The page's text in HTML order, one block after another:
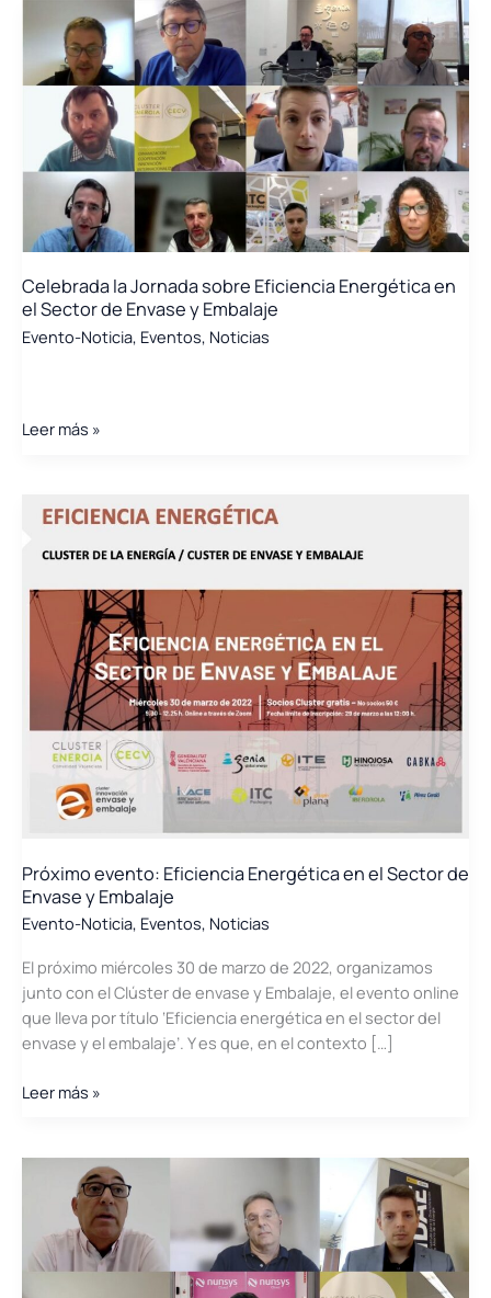
integral
caracterización,
desesamblaje
conformación
activo
energético
segundo
uso
de
Celebrada la Jornada sobre Eficiencia Energética en
el Sector de Envase y Embalaje
Evento-Noticia, Eventos, Noticias
Celebrada
sobre
Eficiencia
Energética
el
Sector
Envase
Embalaje
Leer más »
Próximo evento: Eficiencia Energética en el Sector de
Envase y Embalaje
Evento-Noticia, Eventos, Noticias
El próximo miércoles 30 de marzo de 2022, organizamos
junto con el Clúster de envase y Embalaje, el evento online
que lleva por título ‘Eficiencia energética en el sector del
envase y el embalaje’. Y es que, en el contexto […]
Próximo
Energética
Sector
de
Envase
Leer más »